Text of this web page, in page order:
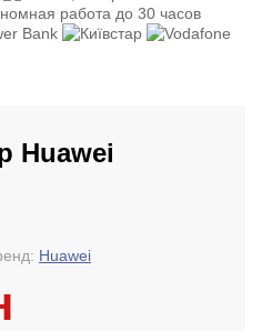
Huawei
Huawei